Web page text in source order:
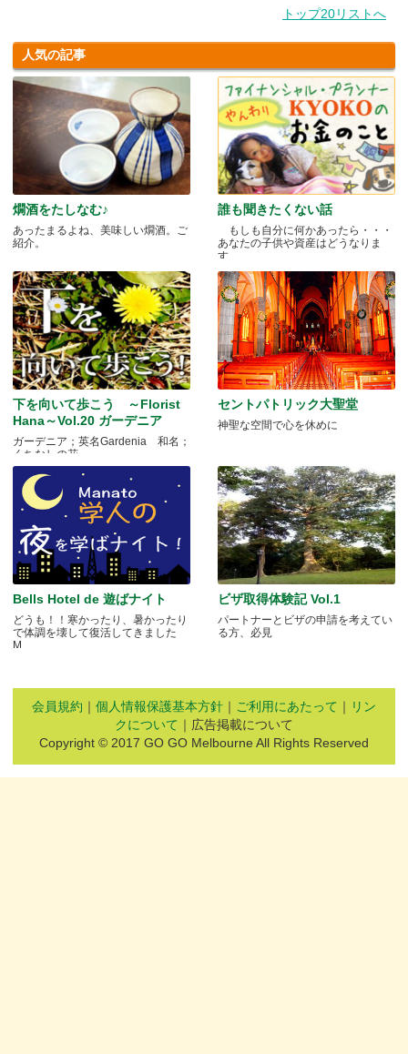
トップ20リストへ
人気の記事
燗酒をたしなむ♪
あったまるよね、美味しい燗酒。ご
紹介。
誰も聞きたくない話
もしも自分に何かあったら・・・
あなたの子供や資産はどうなりま
す.....
下を向いて歩こう ～Florist
Hana～Vol.20 ガーデニア
ガーデニア；英名Gardenia 和名；
くちなしの花 .....
セントパトリック大聖堂
神聖な空間で心を休めに
Bells Hotel de 遊ばナイト
どうも！！寒かったり、暑かったり
で体調を壊して復活してきました
M.....
ビザ取得体験記 Vol.1
パートナーとビザの申請を考えてい
る方、必見
会員規約 ｜ 個人情報保護基本方針 ｜ ご利用にあたって ｜ リン
クについて ｜広告掲載について
Copyright © 2017 GO GO Melbourne All Rights Reserved